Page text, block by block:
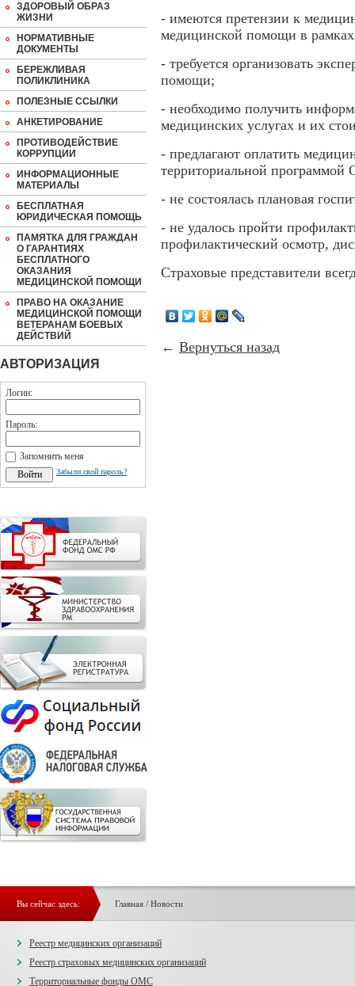
ЗДОРОВЫЙ ОБРАЗ
ЖИЗНИ
НОРМАТИВНЫЕ
ДОКУМЕНТЫ
БЕРЕЖЛИВАЯ
ПОЛИКЛИНИКА
ПОЛЕЗНЫЕ ССЫЛКИ
АНКЕТИРОВАНИЕ
ПРОТИВОДЕЙСТВИЕ
КОРРУПЦИИ
ИНФОРМАЦИОННЫЕ
МАТЕРИАЛЫ
БЕСПЛАТНАЯ
ЮРИДИЧЕСКАЯ ПОМОЩЬ
ПАМЯТКА ДЛЯ ГРАЖДАН
О ГАРАНТИЯХ
БЕСПЛАТНОГО
ОКАЗАНИЯ
МЕДИЦИНСКОЙ ПОМОЩИ
ПРАВО НА ОКАЗАНИЕ
МЕДИЦИНСКОЙ ПОМОЩИ
ВЕТЕРАНАМ БОЕВЫХ
ДЕЙСТВИЙ
АВТОРИЗАЦИЯ
Логин:
Пароль:
Запомнить меня
Забыли свой пароль?
- имеются претензии к
медицинской помощи в
- требуется организовать
помощи;
- необходимо получить
медицинских услугах и их
- предлагают оплатить
территориальной
- не состоялась плановая
- не удалось пройти
профилактический осмотр,
Страховые представители
← Вернуться назад
Вы сейчас здесь: Главная/ Новости
Реестр медицинских организаций
Реестр страховых медицинских организаций
Территориальные фонды ОМС